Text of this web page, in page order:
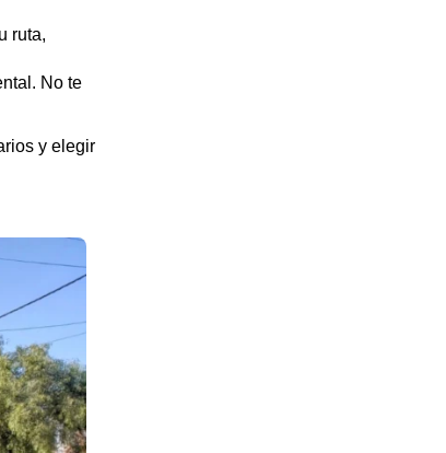
ruta,
No te
y elegir